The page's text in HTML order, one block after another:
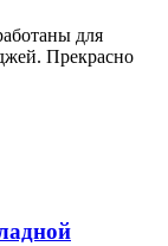
для
Прекрасно